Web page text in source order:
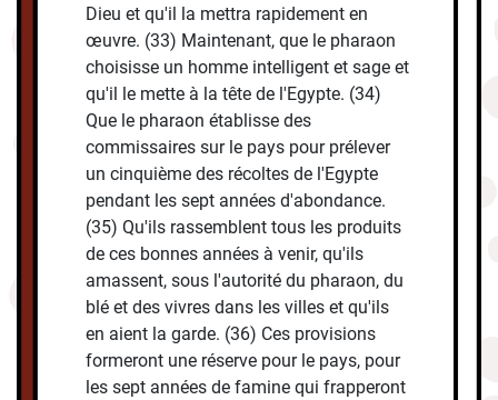
Dieu et qu'il la mettra rapidement en
œuvre. (33) Maintenant, que le pharaon
choisisse un homme intelligent et sage et
qu'il le mette à la tête de l'Egypte. (34)
Que le pharaon établisse des
commissaires sur le pays pour prélever
un cinquième des récoltes de l'Egypte
pendant les sept années d'abondance.
(35) Qu'ils rassemblent tous les produits
de ces bonnes années à venir, qu'ils
amassent, sous l'autorité du pharaon, du
blé et des vivres dans les villes et qu'ils
en aient la garde. (36) Ces provisions
formeront une réserve pour le pays, pour
les sept années de famine qui frapperont